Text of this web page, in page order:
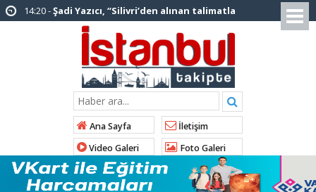
12:12 -AK Parti’ye katılan ilçe belediye
başkanlarından İl Başkanı Özdemir’e ziyaret
Tuzla Belediye Başkanı Eren Ali
Bingöl’den İBB’ye tepki
İstanbul Emniyet Müdürlüğünden
“Gök Kubbe’de, Mavi Vatan’da, Şanlı Topraklarda:
İstanbul Emniyeti Her Yerde” paylaşımı
19:26 -Çekmeköy Belediye Başkanı Orhan
Çerkez AK Parti’ye katıldı
Ana Sayfa
İletişim
Video Galeri
Foto Galeri